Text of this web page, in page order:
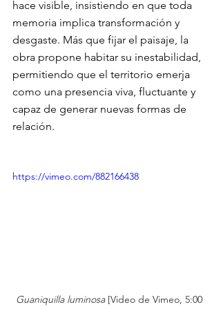
hace visible, insistiendo en que toda
memoria implica transformación y
desgaste. Más que fijar el paisaje, la
obra propone habitar su inestabilidad,
permitiendo que el territorio emerja
como una presencia viva, fluctuante y
capaz de generar nuevas formas de
relación.
https://vimeo.com/882166438
Guaniquilla luminosa [Video de Vimeo, 5:00